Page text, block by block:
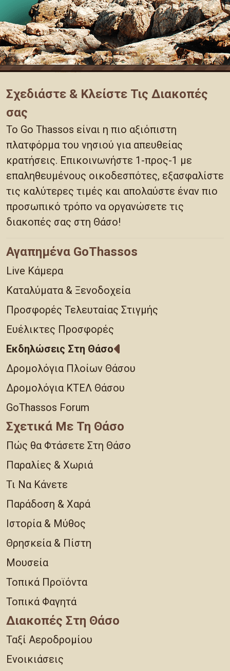
Σχεδιάστε & Κλείστε Τις Διακοπές
σας
Το Go Thassos είναι η πιο αξιόπιστη
πλατφόρμα του νησιού για απευθείας
κρατήσεις. Επικοινωνήστε 1-προς-1 με
επαληθευμένους οικοδεσπότες, εξασφαλίστε
τις καλύτερες τιμές και απολαύστε έναν πιο
προσωπικό τρόπο να οργανώσετε τις
διακοπές σας στη Θάσο!
Αγαπημένα GoThassos
Live Κάμερα
Καταλύματα & Ξενοδοχεία
Προσφορές Τελευταίας Στιγμής
Ευέλικτες Προσφορές
Εκδηλώσεις Στη Θάσο
Δρομολόγια Πλοίων Θάσου
Δρομολόγια ΚΤΕΛ Θάσου
GoThassos Forum
Σχετικά Με Τη Θάσο
Πώς θα Φτάσετε Στη Θάσο
Παραλίες & Χωριά
Τι Να Κάνετε
Παράδοση & Χαρά
Ιστορία & Μύθος
Θρησκεία & Πίστη
Μουσεία
Τοπικά Προϊόντα
Τοπικά Φαγητά
Διακοπές Στη Θάσο
Ταξί Αεροδρομίου
Ενοικιάσεις